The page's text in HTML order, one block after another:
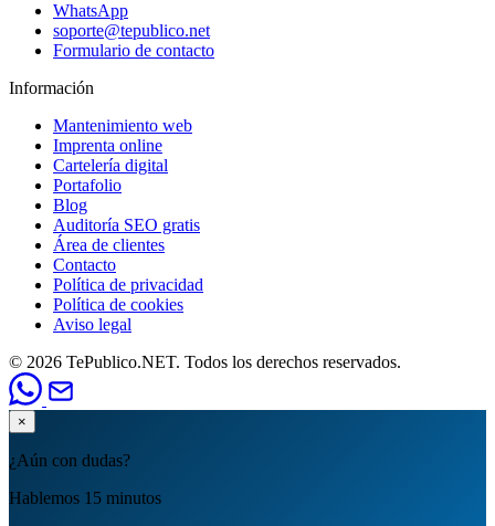
WhatsApp
soporte@tepublico.net
Formulario de contacto
Información
Mantenimiento web
Imprenta online
Cartelería digital
Portafolio
Blog
Auditoría SEO gratis
Área de clientes
Contacto
Política de privacidad
Política de cookies
Aviso legal
© 2026 TePublico.NET. Todos los derechos reservados.
×
¿Aún con dudas?
Hablemos 15 minutos